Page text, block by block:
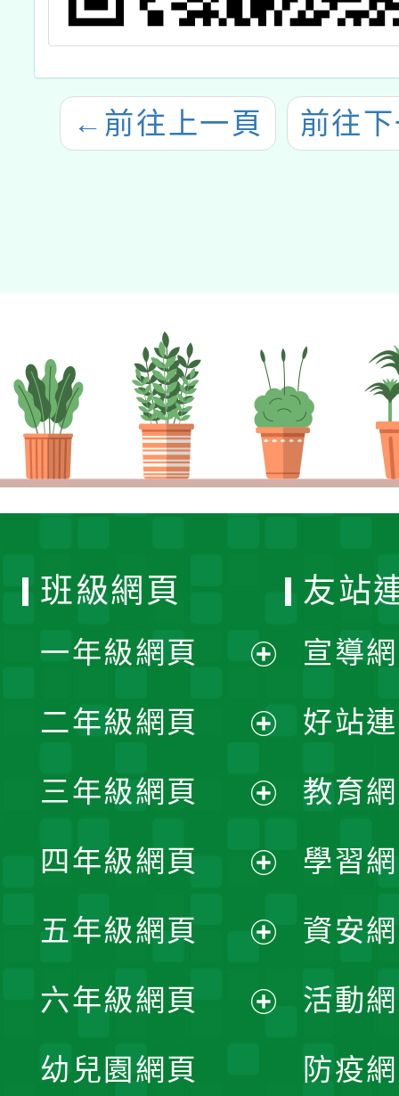
← 前往上一頁 前往
班級網頁
一年級網頁
開
選
單
二年級網頁
開
選
單
三年級網頁
開
選
單
四年級網頁
開
選
五年級網頁
開
六年級網頁
幼兒園網頁
友站
宣導
好站
教育
學習
資安
活動
防疫